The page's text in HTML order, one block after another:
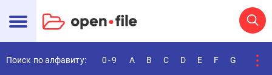
Поиск по алфавиту: 0-9 A B C D E F G